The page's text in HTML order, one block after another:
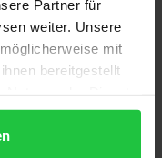
Partner für
weiter. Unsere
mit
bereitgestellt
Begegnung
Autor:innen aus
dieser
einem